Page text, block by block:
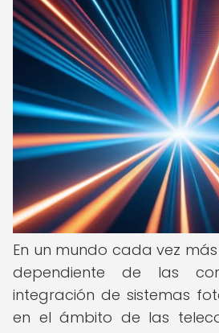
En un mundo cada vez
dependiente de las
integración de sistemas
en el ámbito de las